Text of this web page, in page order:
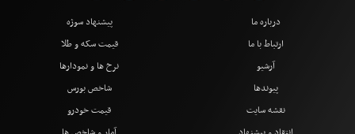
درباره ما
ارتباط با ما
آرشیو
پیوندها
نقشه سایت
پیشنهاد سوژه
قیمت سکه و طلا
نرخ ها و نمودارها
شاخص بورس
قیمت خودرو